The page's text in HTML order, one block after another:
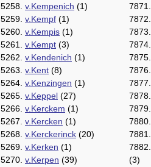
5258. v.Kempenich (1)
5259. v.Kempf (1)
5260. v.Kempis (1)
5261. v.Kempt (3)
5262. v.Kendenich (1)
5263. v.Kent (8)
5264. v.Kenzingen (1)
5265. v.Keppel (27)
5266. v.Kerckem (1)
5267. v.Kercken (1)
5268. v.Kerckerinck (20)
5269. v.Kerken (1)
5270. v.Kerpen (39)
7871.
7872.
7873.
7874.
7875.
7876.
7877.
7878.
7879.
7880.
7881.
7882.
(3)